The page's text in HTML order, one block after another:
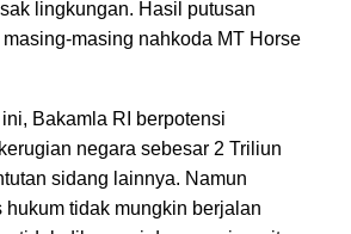
lingkungan. Hasil putusan
masing nahkoda MT Horse
Bakamla RI berpotensi
negara sebesar 2 Triliun
sidang lainnya. Namun
hukum tidak mungkin berjalan